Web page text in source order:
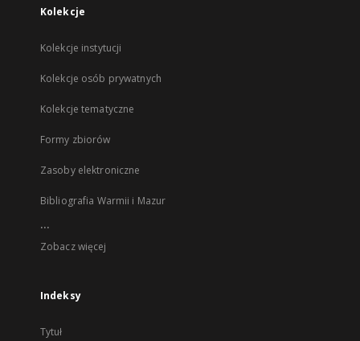
Kolekcje
Kolekcje instytucji
Kolekcje osób prywatnych
Kolekcje tematyczne
Formy zbiorów
Zasoby elektroniczne
Bibliografia Warmii i Mazur
...
Zobacz więcej
Indeksy
Tytuł